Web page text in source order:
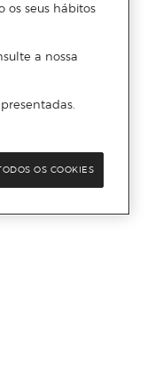
os seus hábitos
a nossa
OS COOKIES